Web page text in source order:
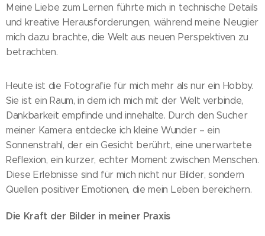
Meine Liebe zum Lernen führte mich in technische Details
und kreative Herausforderungen, während meine Neugier
mich dazu brachte, die Welt aus neuen Perspektiven zu
betrachten.
Heute ist die Fotografie für mich mehr als nur ein Hobby.
Sie ist ein Raum, in dem ich mich mit der Welt verbinde,
Dankbarkeit empfinde und innehalte. Durch den Sucher
meiner Kamera entdecke ich kleine Wunder – ein
Sonnenstrahl, der ein Gesicht berührt, eine unerwartete
Reflexion, ein kurzer, echter Moment zwischen Menschen.
Diese Erlebnisse sind für mich nicht nur Bilder, sondern
Quellen positiver Emotionen, die mein Leben bereichern.
Die Kraft der Bilder in meiner Praxis